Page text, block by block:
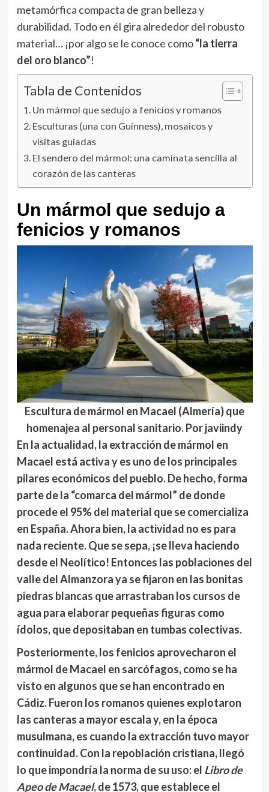
metamórfica compacta de gran belleza y
durabilidad. Todo en él gira alrededor del robusto
material… ¡por algo se le conoce como“la tierra
del oro blanco”!
Tabla de Contenidos
Un mármol que sedujo a fenicios y romanos
Esculturas (una con Guinness), mosaicos y
visitas guiadas
El sendero del mármol: una caminata sencilla al
corazón de las canteras
Un mármol que sedujo a
fenicios y romanos
Escultura de mármol en Macael (Almería) que
homenajea al personal sanitario. Por javiindy
En la actualidad, la extracción de mármol en
Macael está activa y es uno de los principales
pilares económicos del pueblo. De hecho, forma
parte de la “comarca del mármol” de donde
procede el 95% del material que se comercializa
en España. Ahora bien, la actividad no es para
nada reciente. Que se sepa, ¡se lleva haciendo
desde el Neolítico! Entonces las poblaciones del
valle del Almanzora ya se fijaron en las bonitas
piedras blancas que arrastraban los cursos de
agua para elaborar pequeñas figuras como
ídolos, que depositaban en tumbas colectivas.
Posteriormente, los fenicios aprovecharon el
mármol de Macael en sarcófagos, como se ha
visto en algunos que se han encontrado en
Cádiz. Fueron los romanos quienes explotaron
las canteras a mayor escala y, en la época
musulmana, es cuando la extracción tuvo mayor
continuidad. Con la repoblación cristiana, llegó
lo que impondría la norma de su uso: el Libro de
Apeo de Macael, de 1573, que establece el